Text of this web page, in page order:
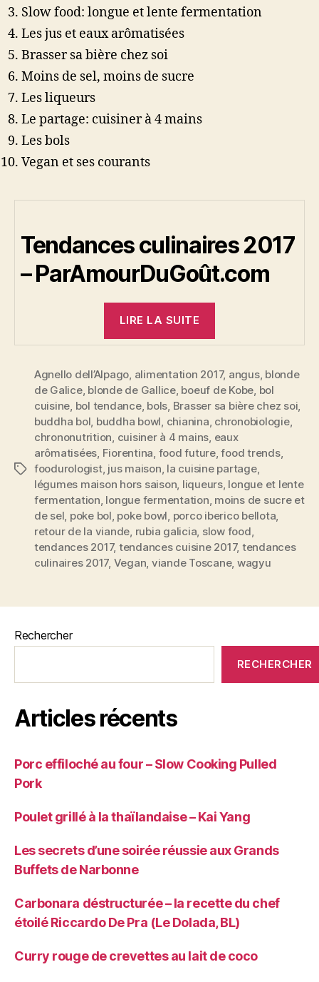
Slow food: longue et lente fermentation
Les jus et eaux arômatisées
Brasser sa bière chez soi
Moins de sel, moins de sucre
Les liqueurs
Le partage: cuisiner à 4 mains
Les bols
Vegan et ses courants
Tendances culinaires 2017
– ParAmourDuGoût.com
LIRE LA SUITE
2017 »
Étiquettes
Agnello dell’Alpago alimentation 2017, angus, blonde
de Galice, blonde de Gallice, boeuf de Kobe bol
cuisine bol tendance, bols Brasser sa bière chez soi
buddha bol buddha bowl chianina chronobiologie,
chrononutrition cuisiner à 4 mains eaux
arômatisées Fiorentina food future,food trends,
foodurologist, jus maison la cuisine partage,
légumes maison hors saison liqueurs, longue et lente
fermentation longue fermentation moins de sucre et
de sel poke bol poke bowl porco iberico bellota
retour de la viande rubia galicia slow food
tendances 2017, tendances cuisine 2017, tendances
culinaires 2017, Vegan viande Toscane, wagyu
Rechercher
RECHERCHER
Articles récents
Porc effiloché au four – Slow Cooking Pulled
Pork
Poulet grillé à la thaïlandaise – Kai Yang
Les secrets d’une soirée réussie aux Grands
Buffets de Narbonne
Carbonara déstructurée – la recette du chef
étoilé Riccardo De Pra (Le Dolada, BL)
Curry rouge de crevettes au lait de coco